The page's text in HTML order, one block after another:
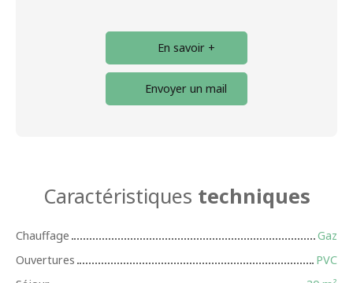
En savoir +
Envoyer un mail
Caractéristiques techniques
Chauffage
Gaz
Ouvertures
PVC